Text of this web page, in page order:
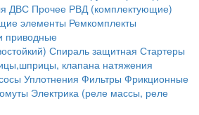
ДВС Прочее РВД (комплектующие)
элементы Ремкомплекты
приводные
Спираль защитная Стартеры
клапана натяжения
Уплотнения Фильтры Фрикционные
Электрика (реле массы, реле